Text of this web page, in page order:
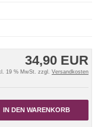
34,90 EUR
19 % MwSt. zzgl. Versandkosten
IN DEN WARENKORB